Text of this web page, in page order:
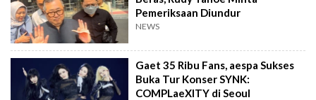
Pemeriksaan Diundur
NEWS
Gaet 35 Ribu Fans, aespa Sukses
Buka Tur Konser SYNK:
COMPLaeXITY di Seoul